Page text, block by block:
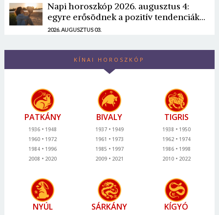
Napi horoszkóp 2026. augusztus 4:
egyre erősödnek a pozitív tendenciák...
2026. AUGUSZTUS 03.
KÍNAI HOROSZKÓP
PATKÁNY
1936
1948
1960
1972
1984
1996
2008
2020
BIVALY
1937
1949
1961
1973
1985
1997
2009
2021
TIGRIS
1938
1950
1962
1974
1986
1998
2010
2022
NYÚL SÁRKÁNY KÍGYÓ